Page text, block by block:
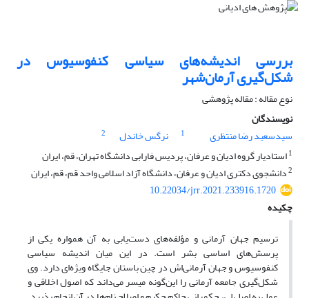
بررسی اندیشه‌های سیاسی کنفوسیوس در
شکل‌گیری آرمان‌شهر
نوع مقاله : مقاله پژوهشی
نویسندگان
سیدسعید رضا منتظری
1 نرگس خاندل
2
1استادیار گروه ادیان و عرفان، پردیس فارابی دانشگاه تهران، قم، ایران
2دانشجوی دکتری ادیان و عرفان، دانشگاه آزاد اسلامی واحد قم، قم، ایران
10.22034/jrr.2021.233916.1720
چکیده
ترسیم جهان آرمانی و مؤلفه‌های دست‌یابی به آن همواره یکی از
پرسش‌های اساسی بشر است. در این میان اندیشه سیاسی
کنفوسیوس و جهان آرمانی‌اش در چین باستان جایگاه ویژه‌ای دارد. وی
شکل‌گیری جامعه آرمانی را این‌گونه میسر می‌داند که اصول اخلاقی و